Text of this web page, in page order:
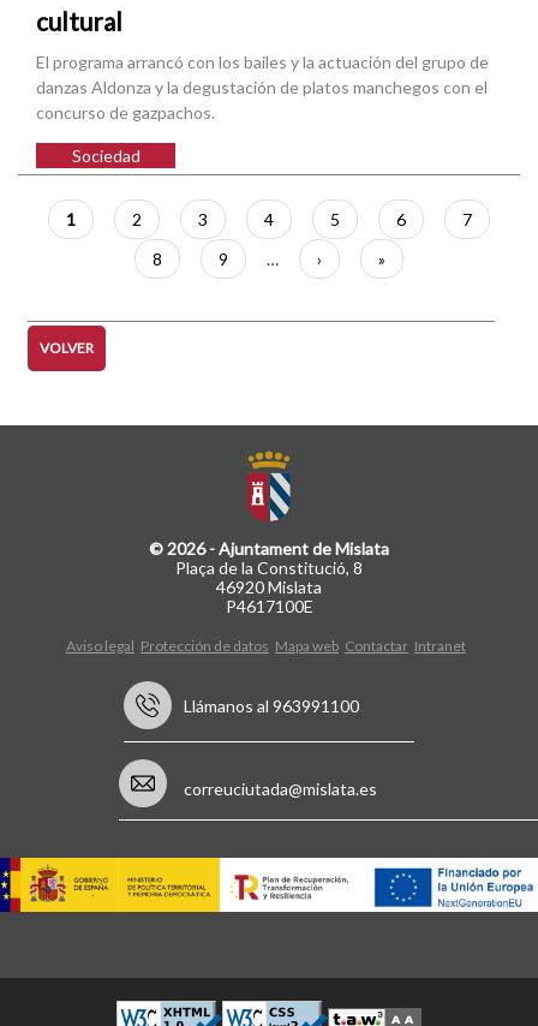
cultural
El programa arrancó con los bailes y la actuación del grupo de
danzas Aldonza y la degustación de platos manchegos con el
concurso de gazpachos.
Sociedad
Paginación
Página
actual
1 Página
2 Página
3 Página
4 Página
5 Página
6 Página
7
Página
8 Página
9 …
Siguiente
página
›
Última
página
»
VOLVER
© 2026 - Ajuntament de Mislata
Plaça de la Constitució, 8
46920 Mislata
P4617100E
Aviso legal Protección de datos Mapa web Contactar Intranet
Llámanos al 963991100
correuciutada@mislata.es